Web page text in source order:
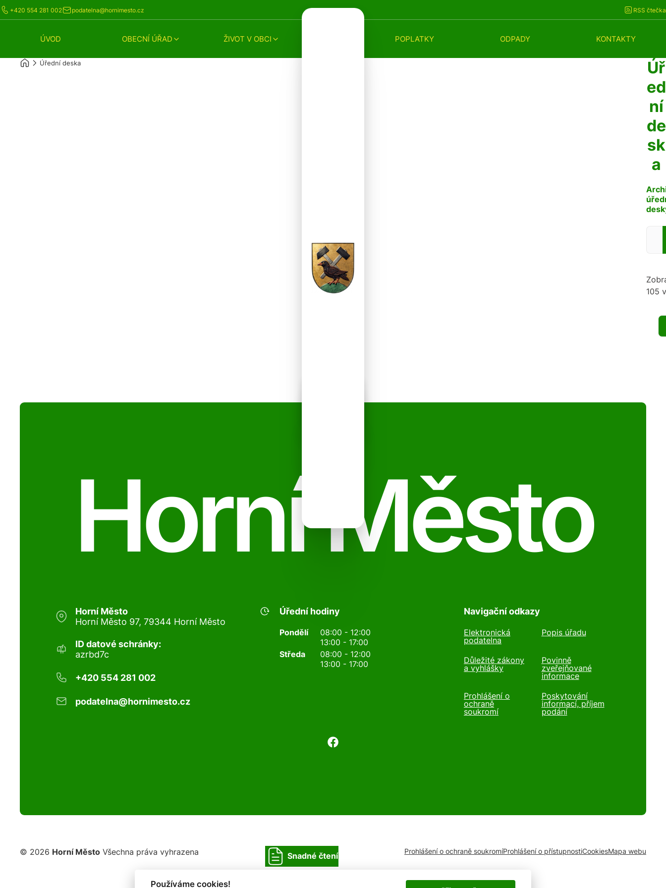
+420 554 281 002 podatelna@hornimesto.cz RSS čtečka
ÚVOD OBECNÍ ÚŘAD ŽIVOT V OBCI POPLATKY ODPADY KONTAKTY
Úřední deska
Úř
ed
ní
de
sk
a
105
Horní Město
Horní Město
Horní Město 97, 79344 Horní Město
ID datové schránky:
azrbd7c
+420 554 281 002
podatelna@hornimesto.cz
Úřední hodiny
Pondělí
08:00 - 12:00
13:00 - 17:00
Středa
08:00 - 12:00
13:00 - 17:00
Navigační odkazy
Elektronická
podatelna
Popis úřadu
Důležité zákony
a vyhlášky
Povinně
zveřejňované
informace
Prohlášení o
ochraně
soukromí
Poskytování
informací, příjem
podání
© 2026 Horní Město Všechna práva vyhrazena Snadné čtení Prohlášení o ochraně soukromíProhlášení o přístupnostiCookiesMapa webu
Používáme cookies!